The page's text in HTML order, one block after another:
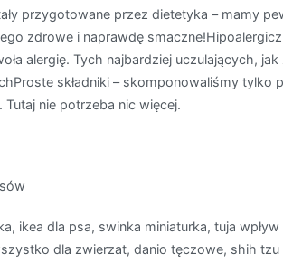
przygotowane przez dietetyka – mamy
zdrowe i naprawdę
alergię. Tych najbardziej uczulających,
składniki – skomponowaliśmy tylko
nie potrzeba nic więcej.
ikea dla psa, swinka miniaturka, tuja
dla zwierzat, danio tęczowe, shih tzu